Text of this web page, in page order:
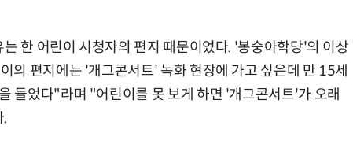
한 어린이 시청자의 편지 때문이었다. '봉숭아학당'의 이상
의 편지에는 '개그콘서트' 녹화 현장에 가고 싶은데 만 15세
들었다"라며 "어린이를 못 보게 하면 '개그콘서트'가 오래